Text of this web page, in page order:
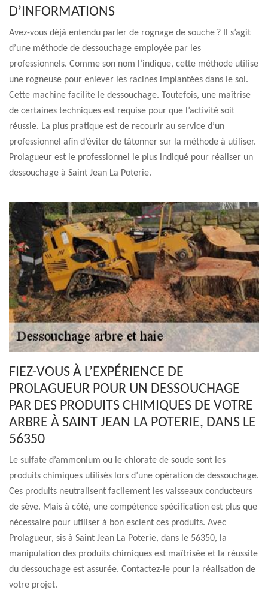
D’INFORMATIONS
Avez-vous déjà entendu parler de rognage de souche ? Il s’agit
d’une méthode de dessouchage employée par les
professionnels. Comme son nom l’indique, cette méthode utilise
une rogneuse pour enlever les racines implantées dans le sol.
Cette machine facilite le dessouchage. Toutefois, une maîtrise
de certaines techniques est requise pour que l’activité soit
réussie. La plus pratique est de recourir au service d’un
professionnel afin d’éviter de tâtonner sur la méthode à utiliser.
Prolagueur est le professionnel le plus indiqué pour réaliser un
dessouchage à Saint Jean La Poterie.
FIEZ-VOUS À L’EXPÉRIENCE DE
PROLAGUEUR POUR UN DESSOUCHAGE
PAR DES PRODUITS CHIMIQUES DE VOTRE
ARBRE À SAINT JEAN LA POTERIE, DANS LE
56350
Le sulfate d’ammonium ou le chlorate de soude sont les
produits chimiques utilisés lors d’une opération de dessouchage.
Ces produits neutralisent facilement les vaisseaux conducteurs
de sève. Mais à côté, une compétence spécification est plus que
nécessaire pour utiliser à bon escient ces produits. Avec
Prolagueur, sis à Saint Jean La Poterie, dans le 56350, la
manipulation des produits chimiques est maîtrisée et la réussite
du dessouchage est assurée. Contactez-le pour la réalisation de
votre projet.